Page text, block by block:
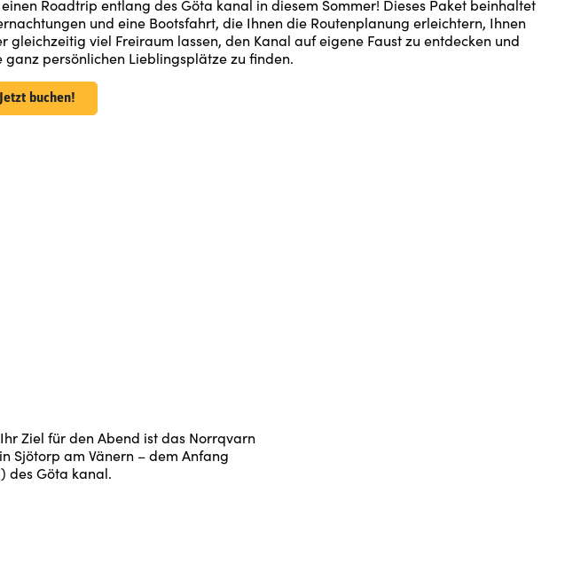
Roadtrip entlang des Göta kanal in diesem Sommer! Dieses Paket beinhaltet
und eine Bootsfahrt, die Ihnen die Routenplanung erleichtern, Ihnen
gleichzeitig viel Freiraum lassen, den Kanal auf eigene Faust zu entdecken und
ganz persönlichen Lieblingsplätze zu finden.
Jetzt buchen!
Ziel für den Abend ist das Norrqvarn
Sjötorp am Vänern – dem Anfang
des Göta kanal.